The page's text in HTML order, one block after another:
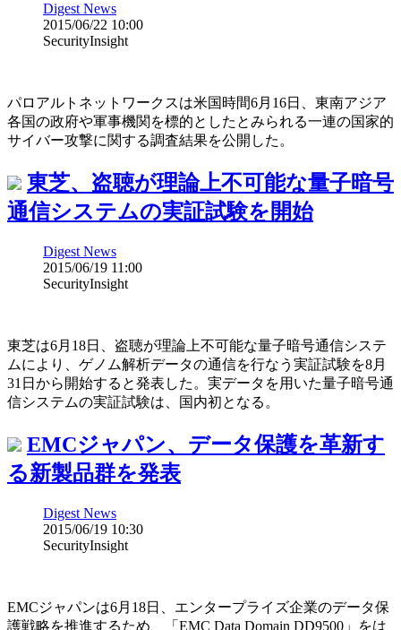
Digest News
2015/06/22 10:00
SecurityInsight
パロアルトネットワークスは米国時間6月16日、東南アジア
各国の政府や軍事機関を標的としたとみられる一連の国家的
サイバー攻撃に関する調査結果を公開した。
東芝、盗聴が理論上不可能な量子暗号
通信システムの実証試験を開始
Digest News
2015/06/19 11:00
SecurityInsight
東芝は6月18日、盗聴が理論上不可能な量子暗号通信システ
ムにより、ゲノム解析データの通信を行なう実証試験を8月
31日から開始すると発表した。実データを用いた量子暗号通
信システムの実証試験は、国内初となる。
EMCジャパン、データ保護を革新す
る新製品群を発表
Digest News
2015/06/19 10:30
SecurityInsight
EMCジャパンは6月18日、エンタープライズ企業のデータ保
護戦略を推進するため、「EMC Data Domain DD9500」をは